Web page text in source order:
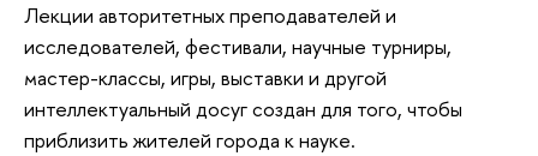
Лекции авторитетных преподавателей и
исследователей, фестивали, научные турниры,
мастер-классы, игры, выставки и другой
интеллектуальный досуг создан для того, чтобы
приблизить жителей города к науке.